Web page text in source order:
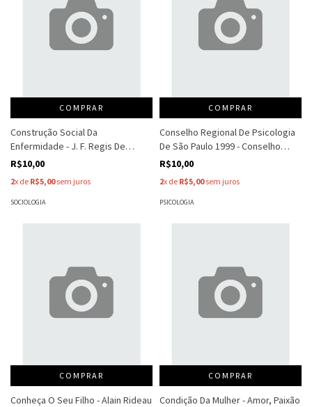
COMPRAR
Construção Social Da
Enfermidade - J. F. Regis De
Morais
R$10,00
2x de R$5,00sem juros
SOCIOLOGIA
COMPRAR
Conselho Regional De Psicologia
De São Paulo 1999 - Conselho
Regional De Psicologia De Sp
R$10,00
2x de R$5,00sem juros
PSICOLOGIA
COMPRAR
Conheça O Seu Filho - Alain Rideau
COMPRAR
Condição Da Mulher - Amor, Paixão